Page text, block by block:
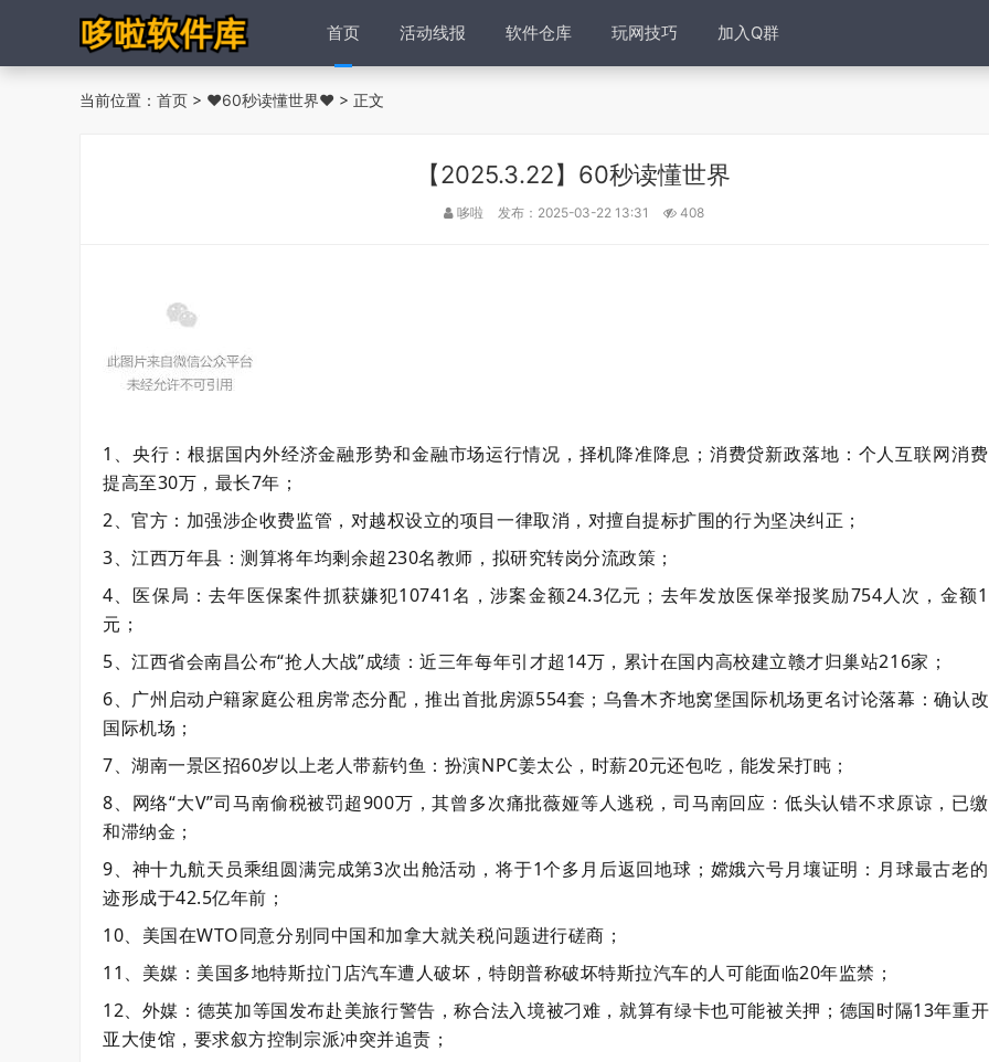
首页 活动线报 软件仓库 玩网技巧 加入Q群
当前位置： 首页 > ❤60秒读懂世界❤ > 正文
【2025.3.22】60秒读懂世界
哆啦 发布：2025-03-22 13:31 408
1、央行：根据国内外经济金融形势和金融市场运行情况，择机降准降息；消费贷新政落地：个人互联网消
提高至30万，最长7年；
2、官方：加强涉企收费监管，对越权设立的项目一律取消，对擅自提标扩围的行为坚决纠正；
3、江西万年县：测算将年均剩余超230名教师，拟研究转岗分流政策；
4、医保局：去年医保案件抓获嫌犯10741名，涉案金额24.3亿元；去年发放医保举报奖励754人次，金额
元；
5、江西省会南昌公布“抢人大战”成绩：近三年每年引才超14万，累计在国内高校建立赣才归巢站216家；
6、广州启动户籍家庭公租房常态分配，推出首批房源554套；乌鲁木齐地窝堡国际机场更名讨论落幕：确认
国际机场；
7、湖南一景区招60岁以上老人带薪钓鱼：扮演NPC姜太公，时薪20元还包吃，能发呆打盹；
8、网络“大V”司马南偷税被罚超900万，其曾多次痛批薇娅等人逃税，司马南回应：低头认错不求原谅，已
和滞纳金；
9、神十九航天员乘组圆满完成第3次出舱活动，将于1个多月后返回地球；嫦娥六号月壤证明：月球最古老
迹形成于42.5亿年前；
10、美国在WTO同意分别同中国和加拿大就关税问题进行磋商；
11、美媒：美国多地特斯拉门店汽车遭人破坏，特朗普称破坏特斯拉汽车的人可能面临20年监禁；
12、外媒：德英加等国发布赴美旅行警告，称合法入境被刁难，就算有绿卡也可能被关押；德国时隔13年重
亚大使馆，要求叙方控制宗派冲突并追责；